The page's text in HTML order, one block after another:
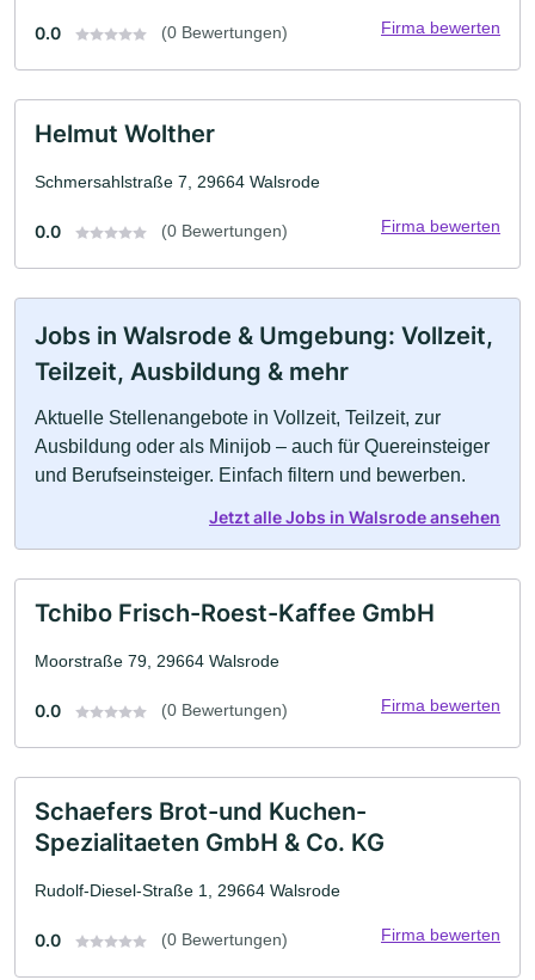
0.0 (0 Bewertungen) Firma bewerten
Helmut Wolther
Schmersahlstraße 7, 29664 Walsrode
0.0 (0 Bewertungen) Firma bewerten
Jobs in Walsrode & Umgebung: Vollzeit,
Teilzeit, Ausbildung & mehr
Aktuelle Stellenangebote in Vollzeit, Teilzeit, zur
Ausbildung oder als Minijob – auch für Quereinsteiger
und Berufseinsteiger. Einfach filtern und bewerben.
Jetzt alle Jobs in Walsrode ansehen
Tchibo Frisch-Roest-Kaffee GmbH
Moorstraße 79, 29664 Walsrode
0.0 (0 Bewertungen) Firma bewerten
Schaefers Brot-und Kuchen-
Spezialitaeten GmbH & Co. KG
Rudolf-Diesel-Straße 1, 29664 Walsrode
0.0 (0 Bewertungen) Firma bewerten